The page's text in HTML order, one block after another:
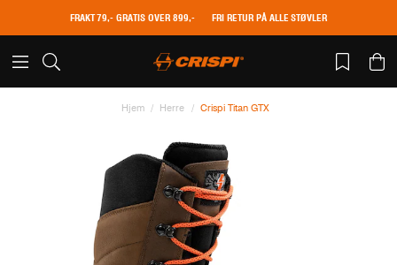
FRAKT 79,- GRATIS OVER 899,- FRI RETUR PÅ ALLE STØVLER
Hjem Herre Crispi Titan GTX